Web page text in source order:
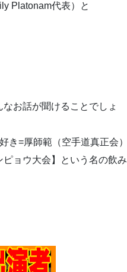
Platonam代表）と
お話が聞けることでしょ
き=厚師範（空手道真正会）
ョウ大会】という名の飲み